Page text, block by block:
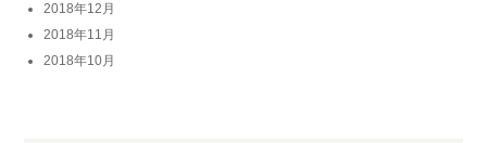
2018年12月
2018年11月
2018年10月